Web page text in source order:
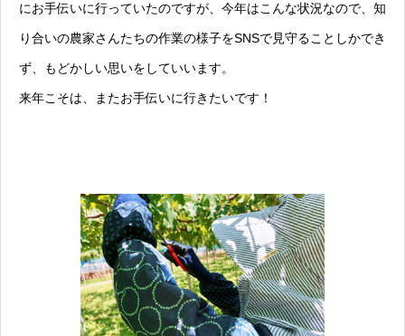
にお手伝いに行っていたのですが、今年はこんな状況なので、知
り合いの農家さんたちの作業の様子をSNSで見守ることしかでき
ず、もどかしい思いをしていいます。
来年こそは、またお手伝いに行きたいです！